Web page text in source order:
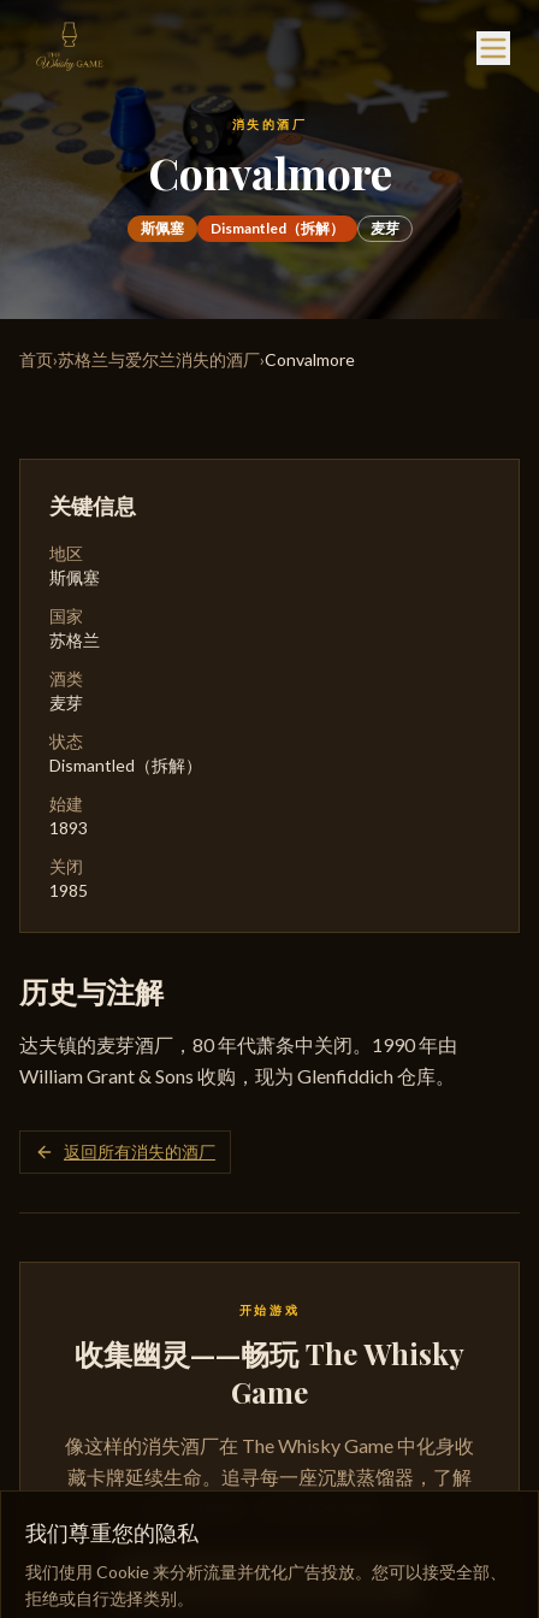
消失的酒厂
Convalmore
斯佩塞 Dismantled（拆解） 麦芽
首页›苏格兰与爱尔兰消失的酒厂›Convalmore
关键信息
地区
斯佩塞
国家
苏格兰
酒类
麦芽
状态
Dismantled（拆解）
始建
1893
关闭
1985
历史与注解
达夫镇的麦芽酒厂，80 年代萧条中关闭。1990 年由
William Grant & Sons 收购，现为 Glenfiddich 仓库。
返回所有消失的酒厂
开始游戏
收集幽灵——畅玩 The Whisky
Game
像这样的消失酒厂在 The Whisky Game 中化身收
藏卡牌延续生命。追寻每一座沉默蒸馏器，了解
购买 THE WHISKY GAME
我们尊重您的隐私
我们使用 Cookie 来分析流量并优化广告投放。您可以接受全部、
拒绝或自行选择类别。